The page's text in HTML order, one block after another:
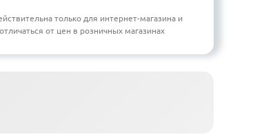
только для интернет-магазина и
от цен в розничных магазинах